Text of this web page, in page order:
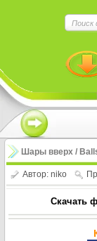
Шары вверх /
Автор: niko
Скачать
Нажмите на
!!!Если Вы
троеточие